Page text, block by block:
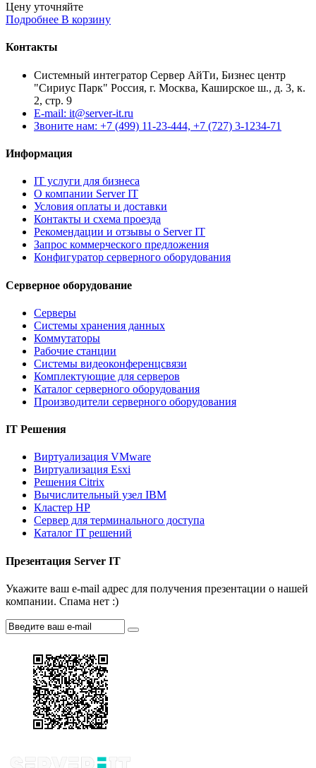
Цену уточняйте
Подробнее В корзину
Контакты
Системный интегратор Сервер АйТи, Бизнес центр
"Сириус Парк" Россия, г. Москва, Каширское ш., д. 3, к.
2, стр. 9
E-mail: it@server-it.ru
Звоните нам: +7 (499) 11-23-444, +7 (727) 3-1234-71
Информация
IT услуги для бизнеса
О компании Server IT
Условия оплаты и доставки
Контакты и схема проезда
Рекомендации и отзывы о Server IT
Запрос коммерческого предложения
Конфигуратор серверного оборудования
Серверное оборудование
Серверы
Системы хранения данных
Коммутаторы
Рабочие станции
Системы видеоконференцсвязи
Комплектующие для серверов
Каталог серверного оборудования
Производители серверного оборудования
IT Решения
Виртуализация VMware
Виртуализация Esxi
Решения Citrix
Вычислительный узел IBM
Кластер HP
Сервер для терминального доступа
Каталог IT решений
Презентация Server IT
Укажите ваш e-mail адрес для получения презентации о нашей
компании. Спама нет :)